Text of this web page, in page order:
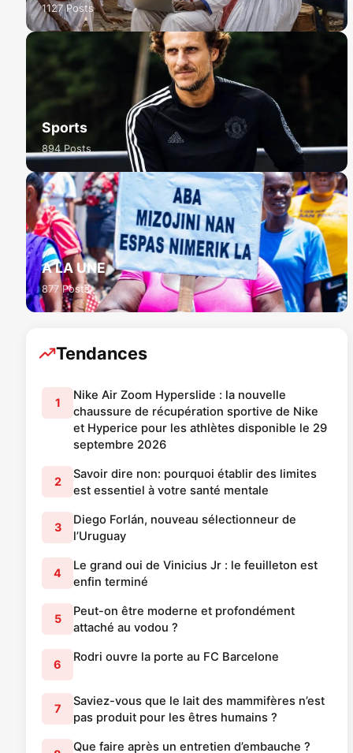
1127 Posts
Sports
894 Posts
A LA UNE
877 Posts
Tendances
1
Nike Air Zoom Hyperslide : la nouvelle
chaussure de récupération sportive de Nike
et Hyperice pour les athlètes disponible le 29
septembre 2026
2
Savoir dire non: pourquoi établir des limites
est essentiel à votre santé mentale
3
Diego Forlán, nouveau sélectionneur de
l’Uruguay
4
Le grand oui de Vinicius Jr : le feuilleton est
enfin terminé
5
Peut-on être moderne et profondément
attaché au vodou ?
6
Rodri ouvre la porte au FC Barcelone
7
Saviez-vous que le lait des mammifères n’est
pas produit pour les êtres humains ?
Que faire après un entretien d’embauche ?